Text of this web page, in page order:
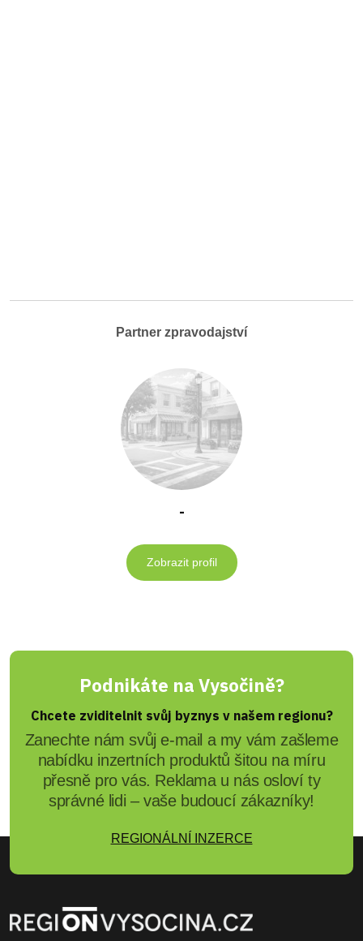
Partner zpravodajství
-
Zobrazit profil
Podnikáte na Vysočině?
Chcete zviditelnit svůj byznys v našem regionu?
Zanechte nám svůj e-mail a my vám zašleme
nabídku inzertních produktů šitou na míru
přesně pro vás. Reklama u nás osloví ty
správné lidi – vaše budoucí zákazníky!
REGIONÁLNÍ INZERCE